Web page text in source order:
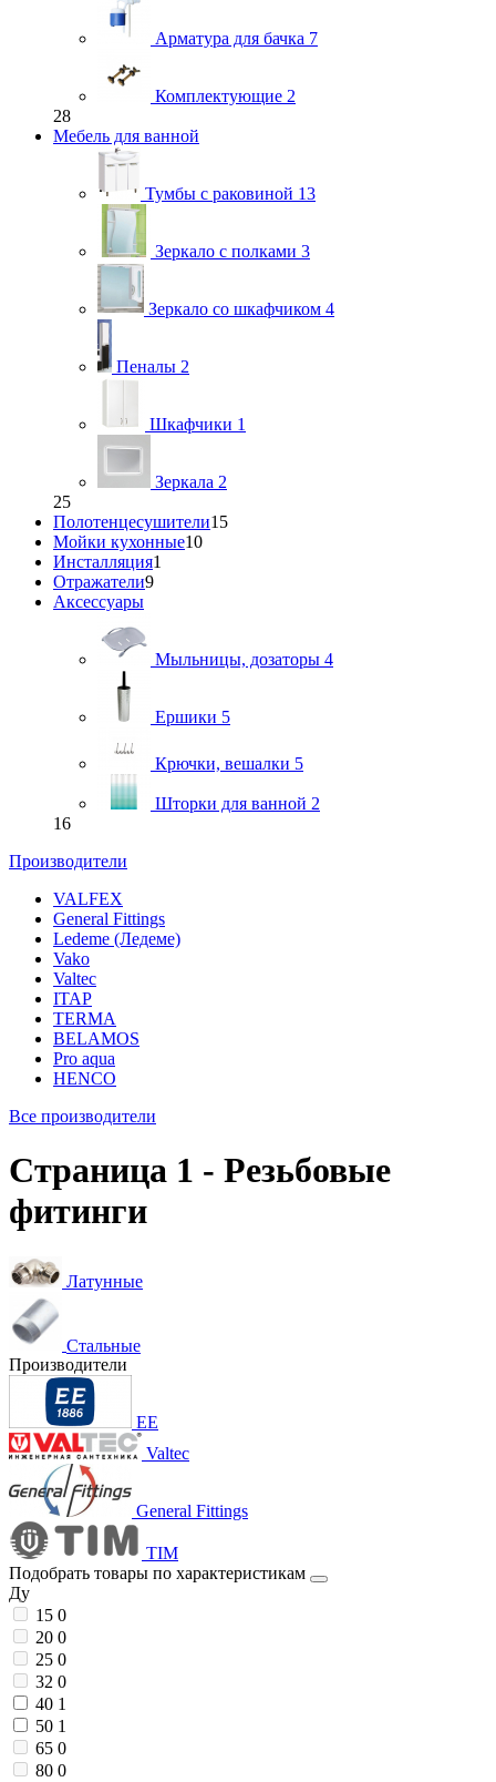
Арматура для бачка 7
Комплектующие 2
28
Мебель для ванной
Тумбы с раковиной 13
Зеркало с полками 3
Зеркало со шкафчиком 4
Пеналы 2
Шкафчики 1
Зеркала 2
25
Полотенцесушители15
Мойки кухонные10
Инсталляция1
Отражатели9
Аксессуары
Мыльницы, дозаторы 4
Ершики 5
Крючки, вешалки 5
Шторки для ванной 2
16
Производители
VALFEX
General Fittings
Ledeme (Ледеме)
Vako
Valtec
ITAP
TERMA
BELAMOS
Pro aqua
HENCO
Все производители
Страница 1 - Резьбовые
фитинги
Латунные
Cтальные
Производители
EE
Valtec
General Fittings
TIM
Подобрать товары по характеристикам
Ду
15 0
20 0
25 0
32 0
40 1
50 1
65 0
80 0